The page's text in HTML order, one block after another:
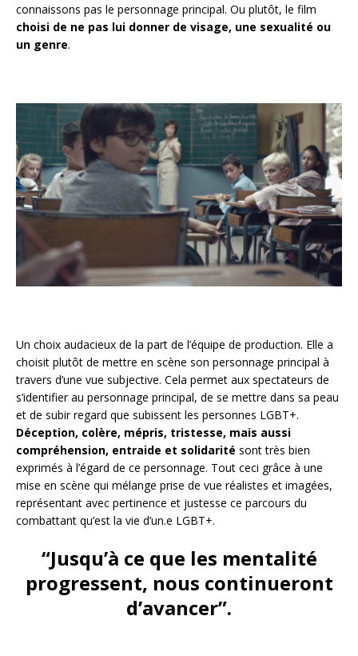
connaissons pas le personnage principal. Ou plutôt, le film
choisi de ne pas lui donner de visage, une sexualité ou
un genre.
Un choix audacieux de la part de l’équipe de production. Elle a
choisit plutôt de mettre en scène son personnage principal à
travers d’une vue subjective. Cela permet aux spectateurs de
s’identifier au personnage principal, de se mettre dans sa peau
et de subir regard que subissent les personnes LGBT+.
Déception, colère, mépris, tristesse, mais aussi
compréhension, entraide et solidarité sont très bien
exprimés à l’égard de ce personnage. Tout ceci grâce à une
mise en scène qui mélange prise de vue réalistes et imagées,
représentant avec pertinence et justesse ce parcours du
combattant qu’est la vie d’un.e LGBT+.
“Jusqu’à ce que les mentalité
progressent, nous continueront
d’avancer”.